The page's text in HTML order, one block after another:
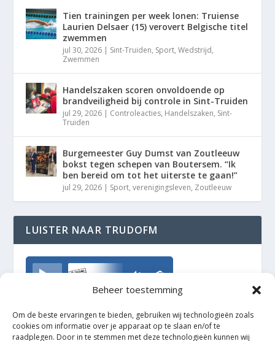
Beheer toestemming
Om de beste ervaringen te bieden, gebruiken wij technologieën zoals
cookies om informatie over je apparaat op te slaan en/of te
raadplegen. Door in te stemmen met deze technologieën kunnen wij
Tien trainingen per week lonen: Truiense
Laurien Delsaer (15) verovert Belgische titel
zwemmen
jul 30, 2026 | Sint-Truiden, Sport,Wedstrijd,
Zwemmen
Handelszaken scoren onvoldoende op
brandveiligheid bij controle in Sint-Truiden
jul 29, 2026 | Controleacties, Handelszaken, Sint-
Truiden
Burgemeester Guy Dumst van Zoutleeuw
bokst tegen schepen van Boutersem. “Ik
ben bereid om tot het uiterste te gaan!”
jul 29, 2026 | Sport,verenigingsleven, Zoutleeuw
LUISTER NAAR TRUDOFM
TrudoFM